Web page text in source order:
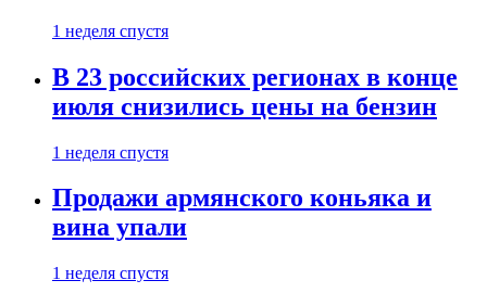
1 неделя спустя
В 23 российских регионах в конце
июля снизились цены на бензин
1 неделя спустя
Продажи армянского коньяка и
вина упали
1 неделя спустя